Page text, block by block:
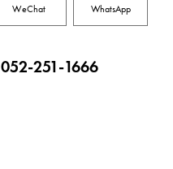
WeChat WhatsApp
052-251-1666